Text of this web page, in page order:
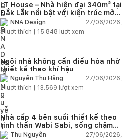
LT House – Nhà hiện đại 340m² tại
Đắk Lắk nổi bật với kiến trúc mở
và hệ sân vườn kết nối thiên
nhiên
NNA Design
27/06/2026,
3lượt thích | 15.848 lượt xem
Ngôi nhà không cần điều hòa nhờ
thiết kế theo khí hậu
Nguyễn Thu Hằng
27/06/2026,
2lượt thích | 13.569 lượt xem
Nhà cấp 4 bên suối thiết kế theo
tinh thần Wabi Sabi, sống chậm
giữa thiên nhiên
Thu Nguyễn
27/06/2026,